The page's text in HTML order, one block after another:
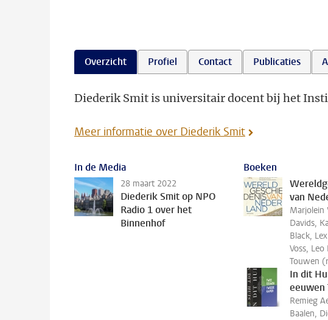
Overzicht Profiel Contact Publicaties
Diederik Smit is universitair docent bij het
Meer informatie over Diederik Smit
In de Media
28 maart 2022
Diederik Smit op NPO
Radio 1 over het
Binnenhof
Boeken
van
Marjolein
Davids,
Black,
Voss, Leo
Touwen
In dit
eeuwen
Remieg
Baalen,